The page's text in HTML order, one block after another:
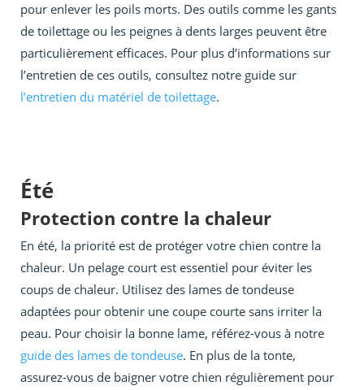
pour enlever les poils morts. Des outils comme les gants
de toilettage ou les peignes à dents larges peuvent être
particulièrement efficaces. Pour plus d’informations sur
l’entretien de ces outils, consultez notre guide sur
l’entretien du matériel de toilettage.
Été
Protection contre la chaleur
En été, la priorité est de protéger votre chien contre la
chaleur. Un pelage court est essentiel pour éviter les
coups de chaleur. Utilisez des lames de tondeuse
adaptées pour obtenir une coupe courte sans irriter la
peau. Pour choisir la bonne lame, référez-vous à notre
guide des lames de tondeuse. En plus de la tonte,
assurez-vous de baigner votre chien régulièrement pour